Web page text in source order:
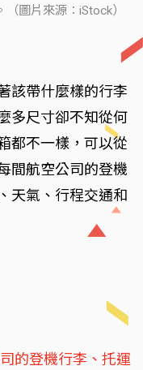
圖片來源：iStock）
該帶什麼樣的行李
多尺寸卻不知從何
都不一樣，可以從
間航空公司的登機
天氣、行程交通和
的登機行李、托運